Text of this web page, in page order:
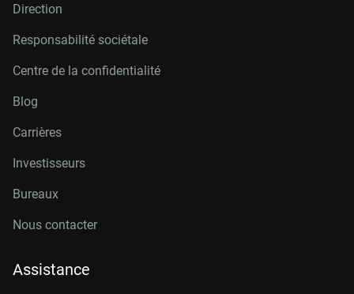
Direction
Responsabilité sociétale
Centre de la confidentialité
Blog
Carrières
Investisseurs
Bureaux
Nous contacter
Assistance